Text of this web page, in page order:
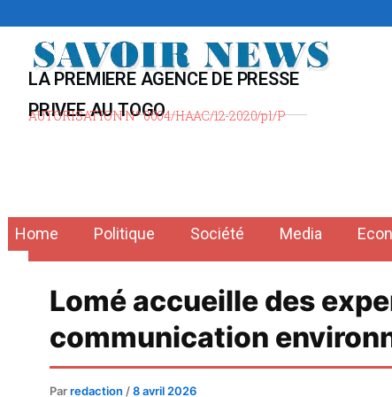
contenu
LA PREMIERE AGENCE DE PRESSE
PRIVEE AU TOGO
AUTORISATION N° 0004/HAAC/12-2020/pl/P
Home Politique Société Media
Lomé accueille des
communication
Parredaction /8 avril 2026